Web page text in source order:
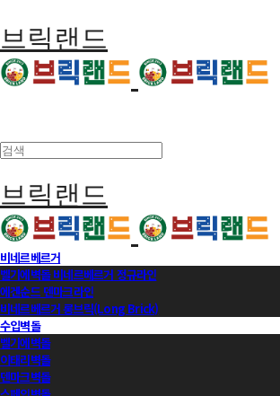
브릭랜드
브릭랜드
비네르베르거
벨기에벽돌 비네르베르거 정규라인
에겐순드 덴마크라인
비네르베르거 롱브릭(Long Brick)
수입벽돌
벨기에벽돌
이태리벽돌
덴마크벽돌